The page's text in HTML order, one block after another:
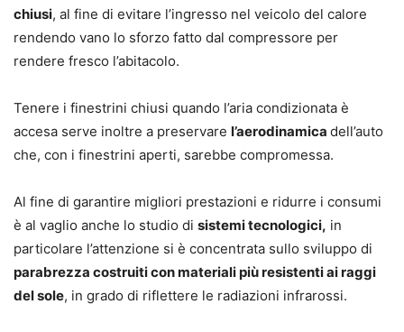
chiusi, al fine di evitare l’ingresso nel veicolo del calore
rendendo vano lo sforzo fatto dal compressore per
rendere fresco l’abitacolo.
Tenere i finestrini chiusi quando l’aria condizionata è
accesa serve inoltre a preservare l’aerodinamica dell’auto
che, con i finestrini aperti, sarebbe compromessa.
Al fine di garantire migliori prestazioni e ridurre i consumi
è al vaglio anche lo studio di sistemi tecnologici, in
particolare l’attenzione si è concentrata sullo sviluppo di
parabrezza costruiti con materiali più resistenti ai raggi
del sole, in grado di riflettere le radiazioni infrarossi.